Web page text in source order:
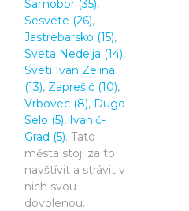
Samobor (35),
Sesvete (26),
Jastrebarsko (15),
Sveta Nedelja (14),
Sveti Ivan Zelina
(13), Zaprešić (10),
Vrbovec (8), Dugo
Selo (5), Ivanić-
Grad (5). Tato
města stojí za to
navštívit a strávit v
nich svou
dovolenou.